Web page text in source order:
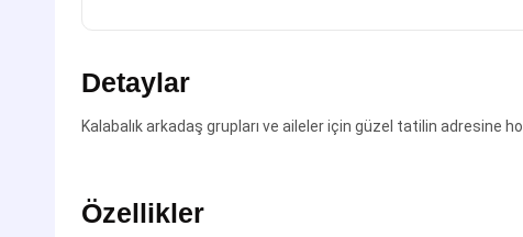
Detaylar
Kalabalık arkadaş grupları ve aileler için güzel tatilin adresine
Özellikler